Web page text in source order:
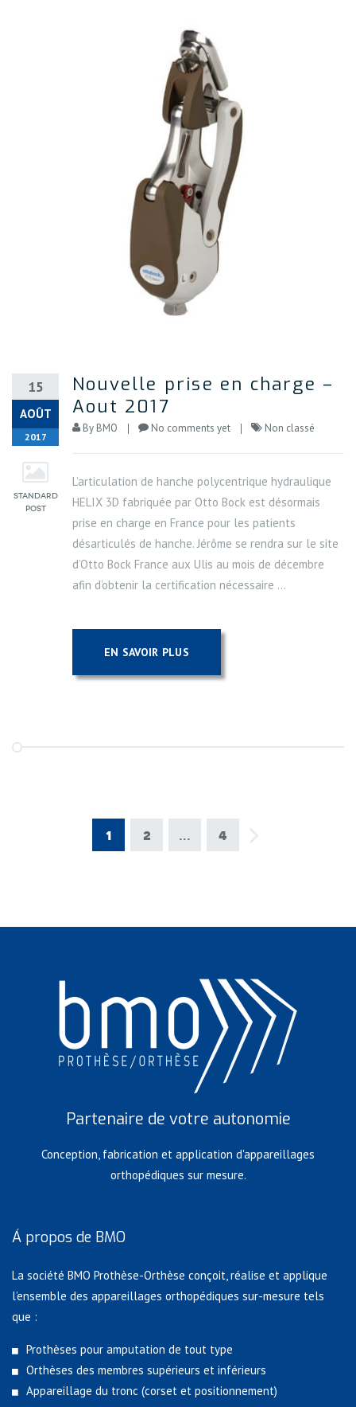
15
AOÛT
2017
Nouvelle prise en charge –
Aout 2017
By BMO No comments yet Non classé
L’articulation de hanche polycentrique hydraulique
HELIX 3D fabriquée par Otto Bock est désormais
prise en charge en France pour les patients
désarticulés de hanche. Jérôme se rendra sur le site
d’Otto Bock France aux Ulis au mois de décembre
afin d’obtenir la certification nécessaire ...
EN SAVOIR PLUS
1 2 … 4
Partenaire de votre autonomie
Conception, fabrication et application d'appareillages
orthopédiques sur mesure.
Á propos de BMO
La société BMO Prothèse-Orthèse conçoit, réalise et applique
l’ensemble des appareillages orthopédiques sur-mesure tels
que :
Prothèses pour amputation de tout type
Orthèses des membres supérieurs et inférieurs
Appareillage du tronc (corset et positionnement)